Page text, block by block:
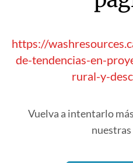
https://
de-tendencias-en-
rural-y-
Vuelva a intentarlo
nuestras